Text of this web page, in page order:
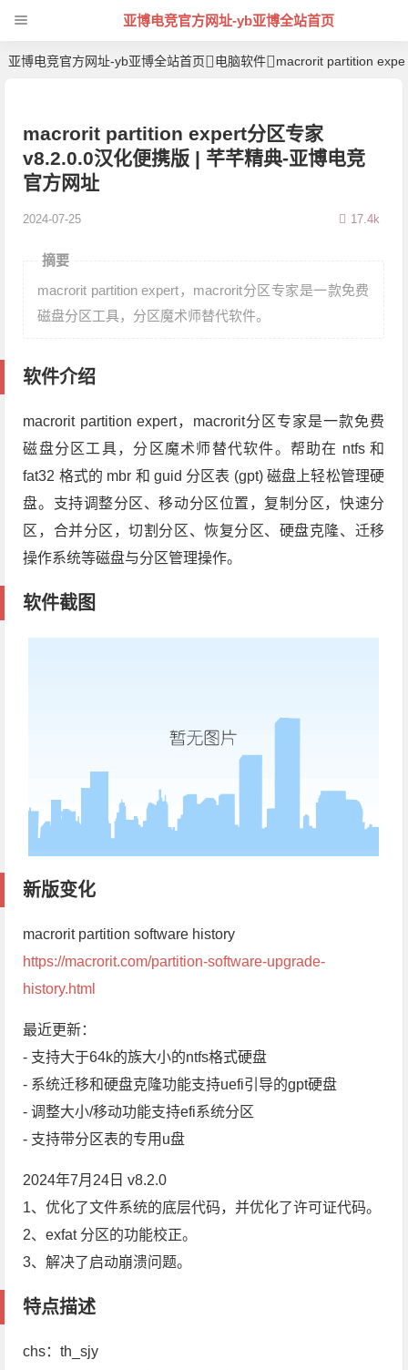
亚博电竞官方网址-yb亚博全站首页
亚博电竞官方网址-yb亚博全站首页 电脑软件 macrorit partition
macrorit partition expert分区专家
v8.2.0.0汉化便携版 | 芊芊精典-亚博电竞
官方网址
2024-07-25 17.4k
摘要
macrorit partition expert，macrorit分区专家是一款免费
磁盘分区工具，分区魔术师替代软件。
软件介绍
macrorit partition expert，macrorit分区专家是一款免费
磁盘分区工具，分区魔术师替代软件。帮助在 ntfs 和
fat32 格式的 mbr 和 guid 分区表 (gpt) 磁盘上轻松管理硬
盘。支持调整分区、移动分区位置，复制分区，快速分
区，合并分区，切割分区、恢复分区、硬盘克隆、迁移
操作系统等磁盘与分区管理操作。
软件截图
新版变化
macrorit partition software history
https://macrorit.com/partition-software-upgrade-
history.html
最近更新：
- 支持大于64k的族大小的ntfs格式硬盘
- 系统迁移和硬盘克隆功能支持uefi引导的gpt硬盘
- 调整大小/移动功能支持efi系统分区
- 支持带分区表的专用u盘
2024年7月24日 v8.2.0
1、优化了文件系统的底层代码，并优化了许可证代码。
2、exfat 分区的功能校正。
3、解决了启动崩溃问题。
特点描述
chs：th_sjy